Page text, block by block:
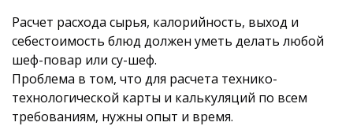
Расчет расхода сырья, калорийность, выход и
себестоимость блюд должен уметь делать любой
шеф-повар или су-шеф.
Проблема в том, что для расчета технико-
технологической карты и калькуляций по всем
требованиям, нужны опыт и время.